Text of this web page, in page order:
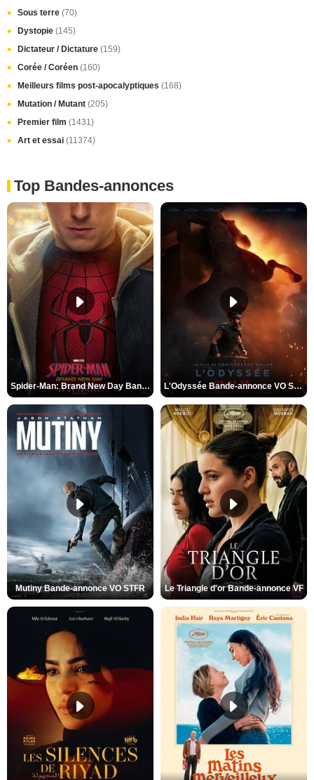
Sous terre (70)
Dystopie (145)
Dictateur / Dictature (159)
Corée / Coréen (160)
Meilleurs films post-apocalyptiques (168)
Mutation / Mutant (205)
Premier film (1431)
Art et essai (11374)
Top Bandes-annonces
Spider-Man: Brand New Day Bande-annonce VO STFR L'Odyssée Bande-annonce VO STFR
Mutiny Bande-annonce VO STFR Le Triangle d'or Bande-annonce VF